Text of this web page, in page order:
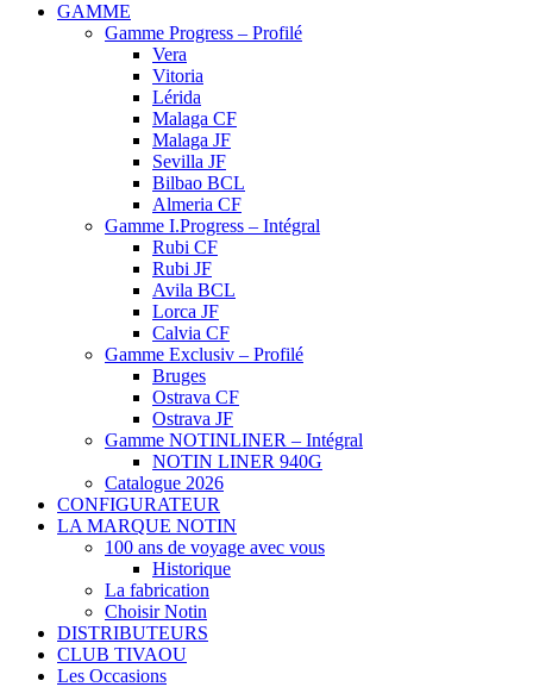
GAMME
Gamme Progress – Profilé
Vera
Vitoria
Lérida
Malaga CF
Malaga JF
Sevilla JF
Bilbao BCL
Almeria CF
Gamme I.Progress – Intégral
Rubi CF
Rubi JF
Avila BCL
Lorca JF
Calvia CF
Gamme Exclusiv – Profilé
Bruges
Ostrava CF
Ostrava JF
Gamme NOTINLINER – Intégral
NOTIN LINER 940G
Catalogue 2026
CONFIGURATEUR
LA MARQUE NOTIN
100 ans de voyage avec vous
Historique
La fabrication
Choisir Notin
DISTRIBUTEURS
CLUB TIVAOU
Les Occasions